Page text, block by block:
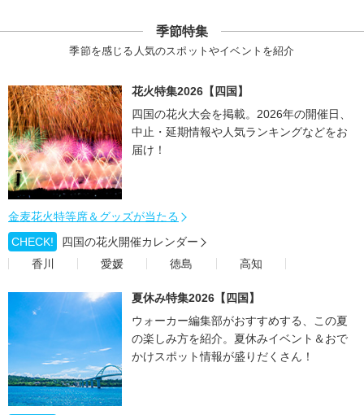
季節特集
季節を感じる人気のスポットやイベントを紹介
花火特集2026【四国】
四国の花火大会を掲載。2026年の開催日、
中止・延期情報や人気ランキングなどをお
届け！
金麦花火特等席＆グッズが当たる
CHECK!
四国の花火開催カレンダー
香川
愛媛 徳島 高知
夏休み特集2026【四国】
ウォーカー編集部がおすすめする、この夏
の楽しみ方を紹介。夏休みイベント＆おで
かけスポット情報が盛りだくさん！